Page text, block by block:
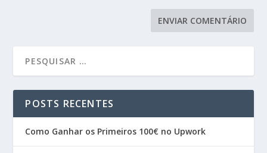
POSTS RECENTES
Como Ganhar os Primeiros 100€ no Upwork